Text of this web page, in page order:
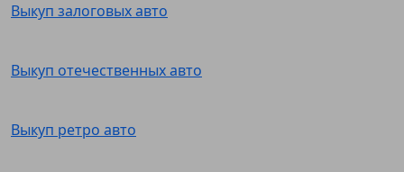
Выкуп залоговых авто
Выкуп отечественных авто
Выкуп ретро авто